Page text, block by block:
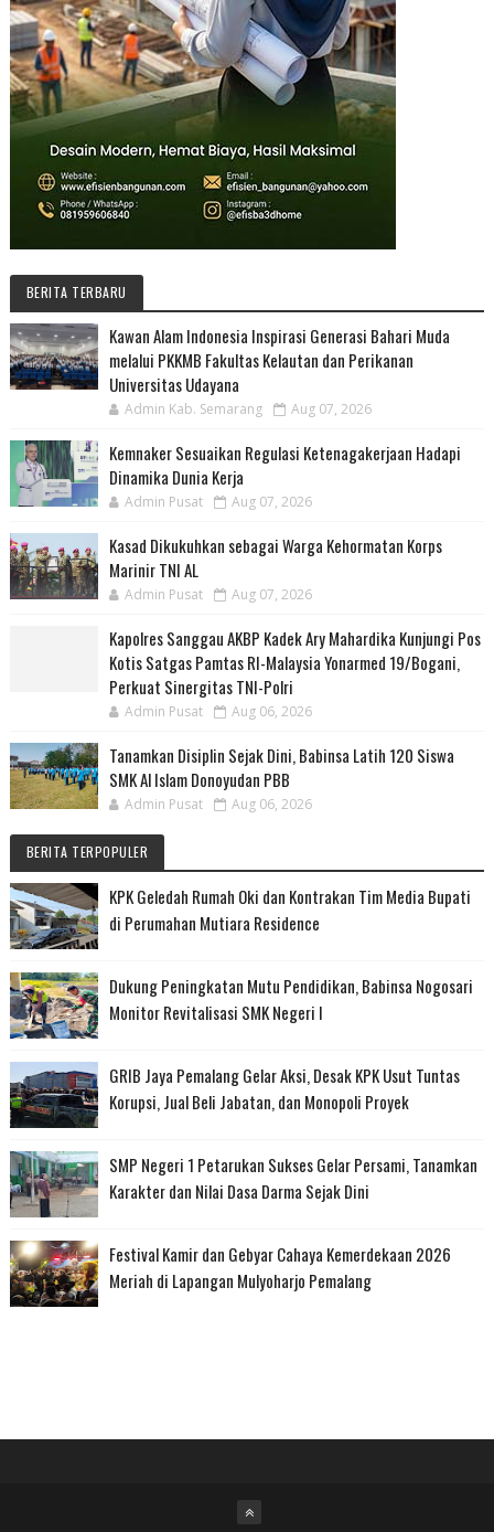
BERITA TERBARU
Kawan Alam Indonesia Inspirasi Generasi Bahari Muda
melalui PKKMB Fakultas Kelautan dan Perikanan
Universitas Udayana
Admin Kab. Semarang Aug 07, 2026
Kemnaker Sesuaikan Regulasi Ketenagakerjaan Hadapi
Dinamika Dunia Kerja
Admin Pusat Aug 07, 2026
Kasad Dikukuhkan sebagai Warga Kehormatan Korps
Marinir TNI AL
Admin Pusat Aug 07, 2026
Kapolres Sanggau AKBP Kadek Ary Mahardika Kunjungi Pos
Kotis Satgas Pamtas RI-Malaysia Yonarmed 19/Bogani,
Perkuat Sinergitas TNI-Polri
Admin Pusat Aug 06, 2026
Tanamkan Disiplin Sejak Dini, Babinsa Latih 120 Siswa
SMK Al Islam Donoyudan PBB
Admin Pusat Aug 06, 2026
BERITA TERPOPULER
KPK Geledah Rumah Oki dan Kontrakan Tim Media Bupati
di Perumahan Mutiara Residence
Dukung Peningkatan Mutu Pendidikan, Babinsa Nogosari
Monitor Revitalisasi SMK Negeri I
GRIB Jaya Pemalang Gelar Aksi, Desak KPK Usut Tuntas
Korupsi, Jual Beli Jabatan, dan Monopoli Proyek
SMP Negeri 1 Petarukan Sukses Gelar Persami, Tanamkan
Karakter dan Nilai Dasa Darma Sejak Dini
Festival Kamir dan Gebyar Cahaya Kemerdekaan 2026
Meriah di Lapangan Mulyoharjo Pemalang